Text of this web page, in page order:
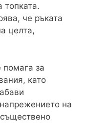
топката.
че ръката
целта,
помага за
като
на